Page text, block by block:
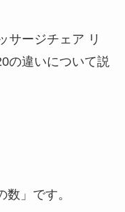
サージチェア リ
の違いについて説
」です。